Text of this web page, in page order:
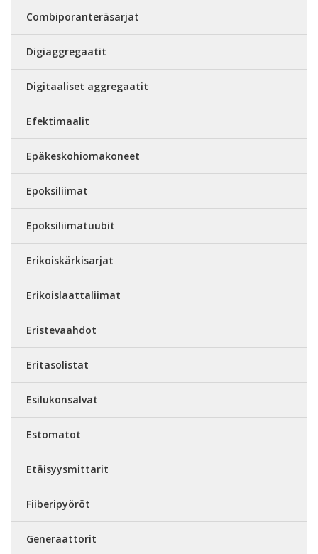
Combiporanteräsarjat
Digiaggregaatit
Digitaaliset aggregaatit
Efektimaalit
Epäkeskohiomakoneet
Epoksiliimat
Epoksiliimatuubit
Erikoiskärkisarjat
Erikoislaattaliimat
Eristevaahdot
Eritasolistat
Esilukonsalvat
Estomatot
Etäisyysmittarit
Fiiberipyöröt
Generaattorit